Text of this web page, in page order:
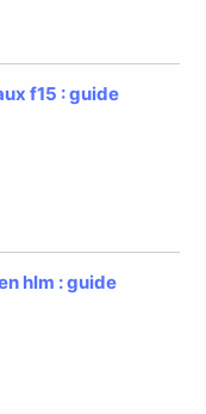
f15 : guide
hlm : guide